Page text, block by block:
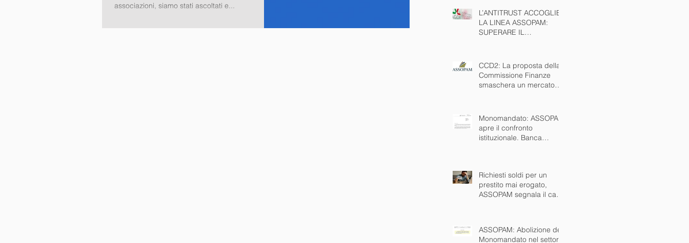
associazioni, siamo stati ascoltati e...
L’ANTITRUST ACCOGLIE
LA LINEA ASSOPAM:
SUPERARE IL
NAZIONALE
CCD2: La proposta della
Commissione Finanze
smaschera un mercato
monomandato
Monomandato: ASSOPAM
apre il confronto
istituzionale. Banca
Richiesti soldi per un
prestito mai erogato,
ASSOPAM segnala il caso
ASSOPAM: Abolizione del
Monomandato nel settore